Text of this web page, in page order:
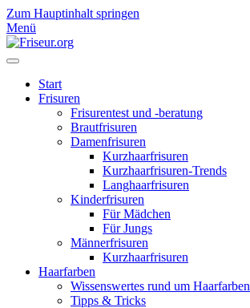
Zum Hauptinhalt springen
Menü
Start
Frisuren
Frisurentest und -beratung
Brautfrisuren
Damenfrisuren
Kurzhaarfrisuren
Kurzhaarfrisuren-Trends
Langhaarfrisuren
Kinderfrisuren
Für Mädchen
Für Jungs
Männerfrisuren
Kurzhaarfrisuren
Haarfarben
Wissenswertes rund um Haarfarben
Tipps & Tricks